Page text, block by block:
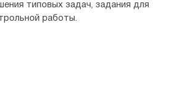
типовых задач, задания для
работы.